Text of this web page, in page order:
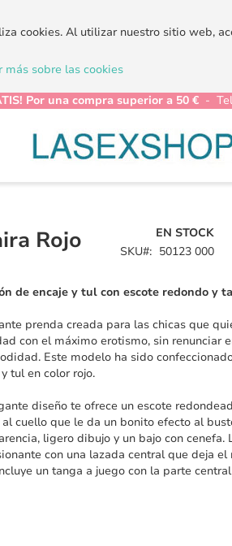
cookies. Al utilizar nuestro sitio web,
más sobre las cookies
Por una compra superior a 50 € -
Rojo
EN STOCK
SKU
50123 000
de encaje y tul con escote redondo y
prenda creada para las chicas que
con el máximo erotismo, sin renunciar
Este modelo ha sido
tul en color rojo.
diseño te ofrece un escote
cuello que le da un bonito efecto al
ligero dibujo y un bajo con cenefa.
con una lazada central que deja
un tanga a juego con la parte